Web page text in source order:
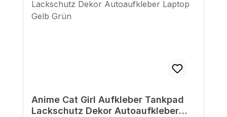
Anime Cat Girl Aufkleber Tankpad
Lackschutz Dekor Autoaufkleber